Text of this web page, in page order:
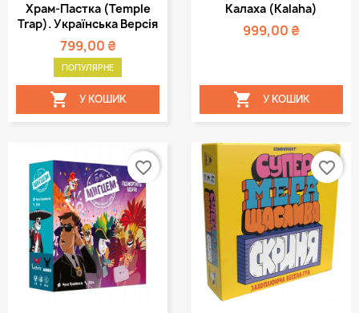
Храм-Пастка (Temple
Trap). Українська Версія
799,00 ₴
ПОПУЛЯРНЕ
 У КОШИК
Калаха (Kalaha)
999,00 ₴
 У КОШИК
favorite_border favorite_border